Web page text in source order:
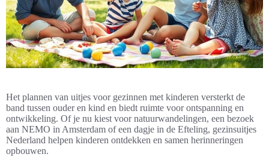
Het plannen van uitjes voor gezinnen met kinderen versterkt de
band tussen ouder en kind en biedt ruimte voor ontspanning en
ontwikkeling. Of je nu kiest voor natuurwandelingen, een bezoek
aan NEMO in Amsterdam of een dagje in de Efteling, gezinsuitjes
Nederland helpen kinderen ontdekken en samen herinneringen
opbouwen.